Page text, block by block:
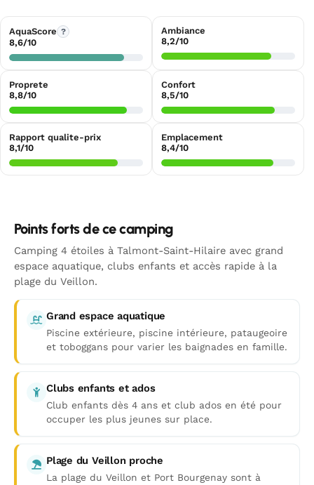
AquaScore ?
8,6/10
Ambiance
8,2/10
Proprete
8,8/10
Confort
8,5/10
Rapport qualite-prix
8,1/10
Emplacement
8,4/10
Points forts de ce camping
Camping 4 étoiles à Talmont-Saint-Hilaire avec grand
espace aquatique, clubs enfants et accès rapide à la
plage du Veillon.
Grand espace aquatique
Piscine extérieure, piscine intérieure, pataugeoire
et toboggans pour varier les baignades en famille.
Clubs enfants et ados
Club enfants dès 4 ans et club ados en été pour
occuper les plus jeunes sur place.
Plage du Veillon proche
La plage du Veillon et Port Bourgenay sont à